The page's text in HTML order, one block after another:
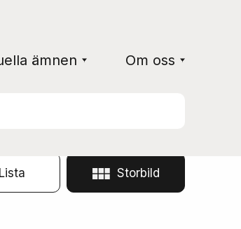
ämnen Om oss
Lista Storbild